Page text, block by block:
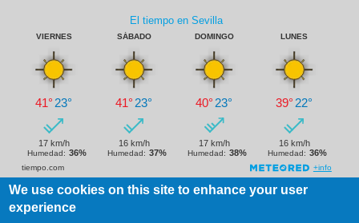
We use cookies on this site to enhance your user
experience